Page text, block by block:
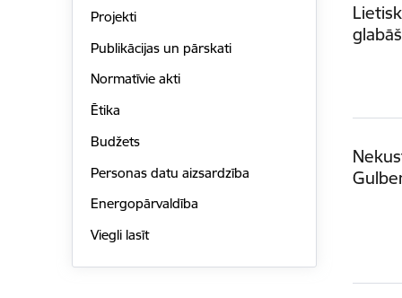
Projekti
Publikācijas un pārskati
Normatīvie akti
Ētika
Budžets
Personas datu aizsardzība
Energopārvaldība
Viegli lasīt